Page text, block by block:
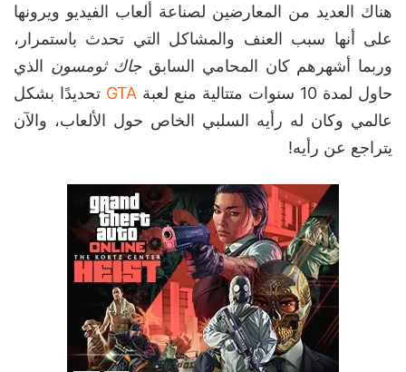
هناك العديد من المعارضين لصناعة ألعاب الفيديو ويرونها
على أنها سبب العنف والمشاكل التي تحدث باستمرار،
وربما أشهرهم كان المحامي السابق جاك ثومسون الذي
حاول لمدة 10 سنوات متتالية منع لعبة
GTA تحديدًا بشكل
عالمي وكان له رأيه السلبي الخاص حول الألعاب، والآن
يتراجع عن رأيه!